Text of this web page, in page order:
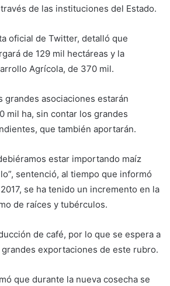
de las instituciones del Estado.
oficial de Twitter, detalló que
de 129 mil hectáreas y la
Agrícola, de 370 mil.
grandes asociaciones estarán
mil ha, sin contar los grandes
que también aportarán.
estar importando maíz
sentenció, al tiempo que informó
se ha tenido un incremento en la
de raíces y tubérculos.
de café, por lo que se espera a
exportaciones de este rubro.
que durante la nueva cosecha se